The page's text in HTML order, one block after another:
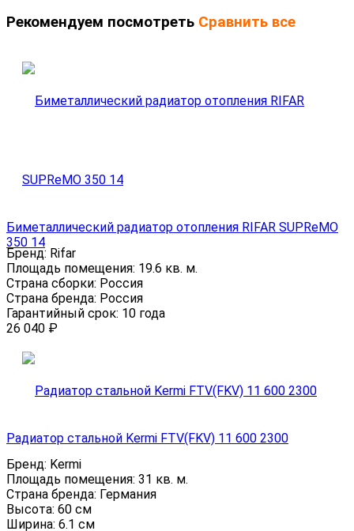
Рекомендуем посмотреть Сравнить все
Биметаллический радиатор отопления RIFAR SUPReMO
350 14
Бренд: Rifar
Площадь помещения: 19.6 кв. м.
Страна сборки: Россия
Страна бренда: Россия
Гарантийный срок: 10 года
26 040 ₽
Радиатор стальной Kermi FTV(FKV) 11 600 2300
Бренд: Kermi
Площадь помещения: 31 кв. м.
Страна бренда: Германия
Высота: 60 см
Ширина: 6.1 см